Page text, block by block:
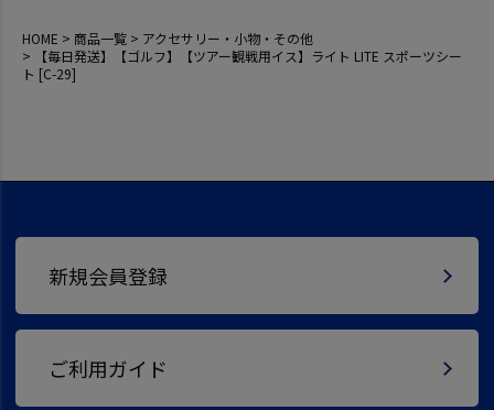
HOME 商品一覧
アクセサリー・小物・その他
【毎日発送】【ゴルフ】【ツアー観戦用イス】ライト LITE スポーツシー
ト [C-29]
新規会員登録
ご利用ガイド